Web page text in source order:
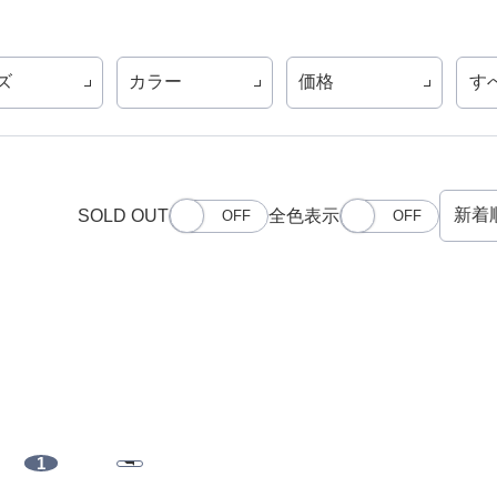
カラー 価格 す
SOLD OUT 全色表示
1